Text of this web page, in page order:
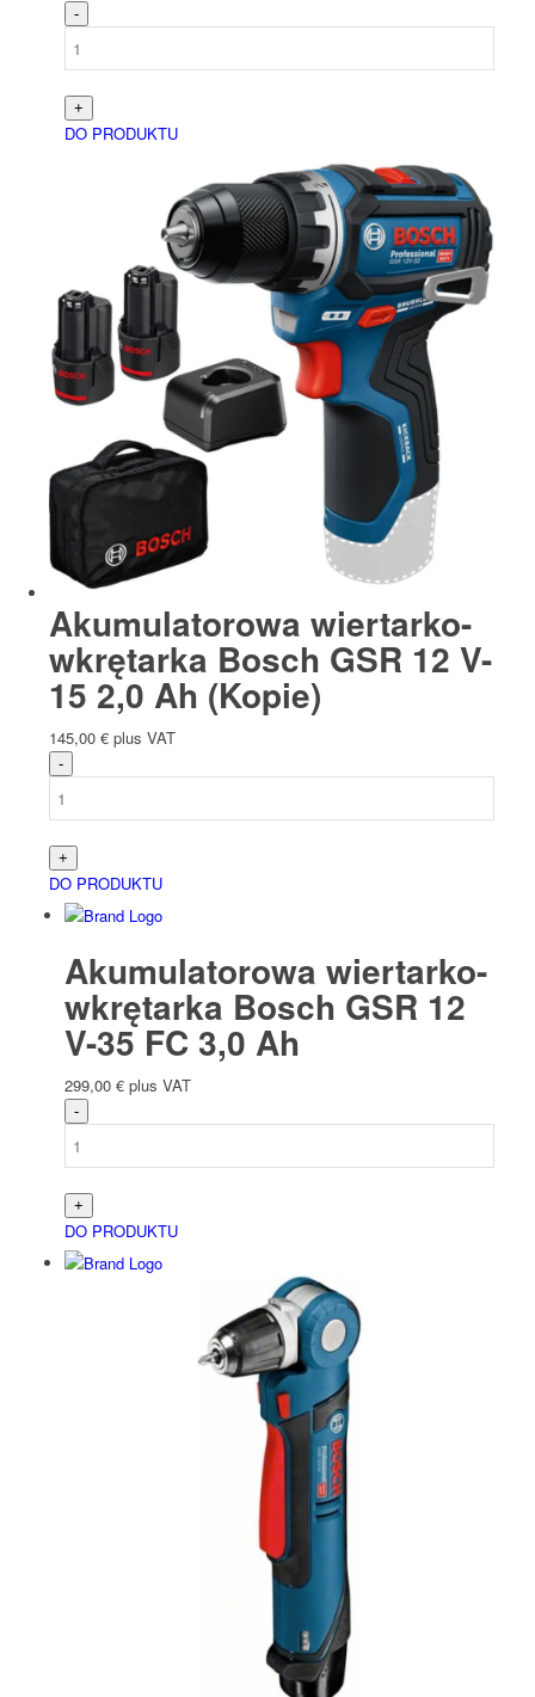
DO PRODUKTU
Akumulatorowa wiertarko-
wkrętarka Bosch GSR 12 V-
15 2,0 Ah (Kopie)
145,00 € plus VAT
DO PRODUKTU
Akumulatorowa wiertarko-
wkrętarka Bosch GSR 12
V-35 FC 3,0 Ah
299,00 € plus VAT
DO PRODUKTU